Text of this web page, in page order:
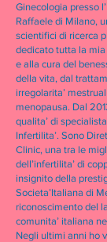
Ginecologia presso
Raffaele di Milano,
scientifici di ricerca
dedicato tutta la
e alla cura del
della vita, dal
irregolarita’
menopausa. Dal
qualita’ di
Infertilita’. Sono
Clinic, una tra le
dell’infertilita’ di
insignito della
Societa’Italiana di
riconoscimento del
comunita’ italiana
Negli ultimi anni ho